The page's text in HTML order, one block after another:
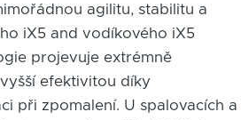
agilitu, stabilitu a
iX5 and vodíkového iX5
projevuje extrémně
efektivitou díky
při zpomalení. U spalovacích a